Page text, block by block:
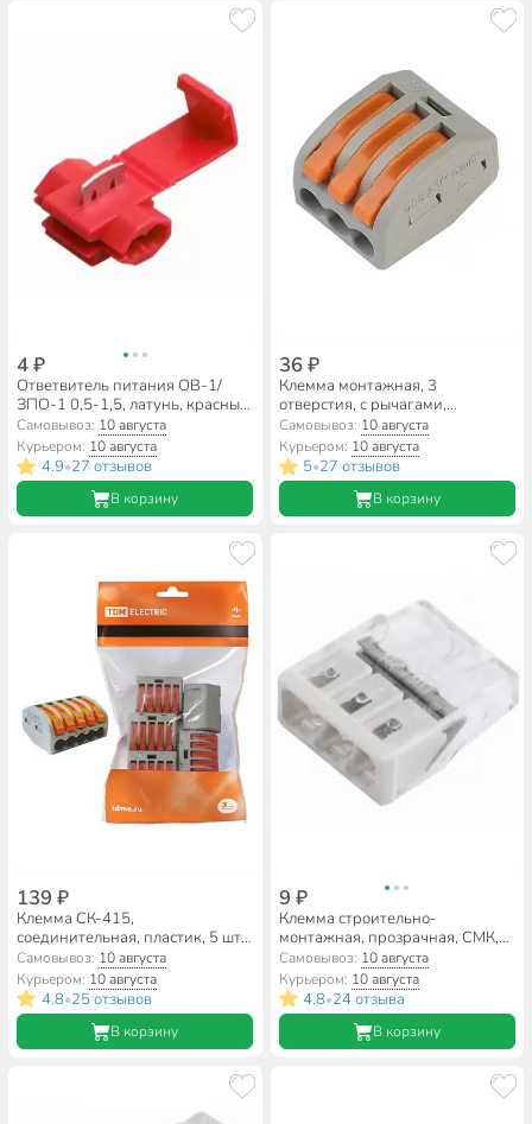
4 ₽
Ответвитель питания ОВ-1/
ЗПО-1 0,5-1,5, латунь, красный,
0.5-1 мм², Rexant, 08-0761
Самовывоз: 10 августа
Курьером: 10 августа
4.9•27 отзывов
В корзину
36 ₽
Клемма монтажная, 3
отверстия, с рычагами,
Smartbuy, SBE-cwcc-3
Самовывоз: 10 августа
Курьером: 10 августа
5•27 отзывов
В корзину
139 ₽
Клемма СК-415,
соединительная, пластик, 5 шт,
2.5 мм², TDM Electric, SQ0527-
0013
Самовывоз: 10 августа
Курьером: 10 августа
4.8•25 отзывов
В корзину
9 ₽
Клемма строительно-
монтажная, прозрачная, СМК,
3-проводная, 0.5-2.5 мм²,
General Lighting Systems,
800487
Самовывоз: 10 августа
Курьером: 10 августа
4.8•24 отзыва
В корзину